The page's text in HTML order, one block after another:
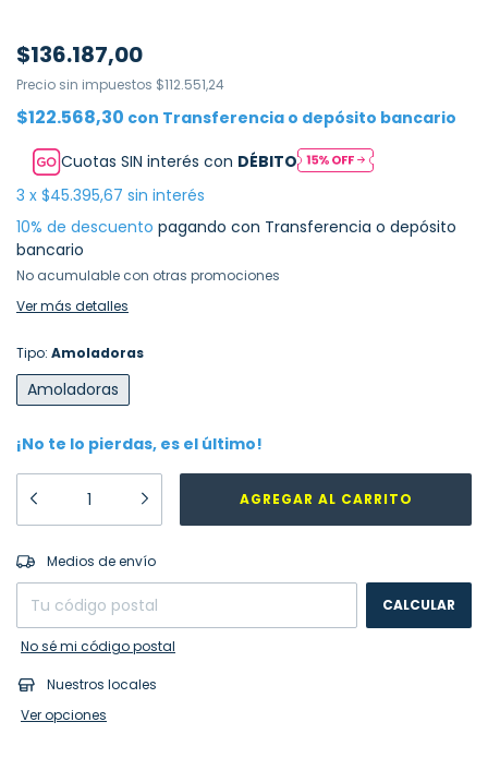
$136.187,00
Precio sin impuestos $112.551,24
$122.568,30 con Transferencia o depósito bancario
Cuotas SIN interés con DÉBITO
3 x $45.395,67 sin interés
10% de descuento pagando con Transferencia o depósito
bancario
No acumulable con otras promociones
Ver más detalles
Tipo: Amoladoras
Amoladoras
¡No te lo pierdas, es el último!
Entregas para el CP:
Medios de envío
CALCULAR
No sé mi código postal
Nuestros locales
Ver opciones